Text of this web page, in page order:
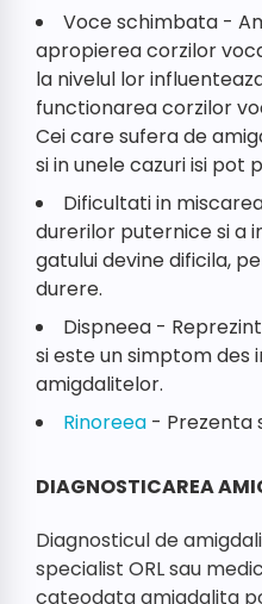
​Voce schimbata -
apropierea corzilor
la nivelul lor
functionarea corzilor
Cei care sufera de
si in unele cazuri isi
Dificultati in
durerilor puternice si a
gatului devine dificila,
durere.
Dispneea -
si este un simptom des
amigdalitelor.
Rinoreea - Prezenta
DIAGNOSTICAREA
Diagnosticul de
specialist ORL sau
cateodata amigdalita